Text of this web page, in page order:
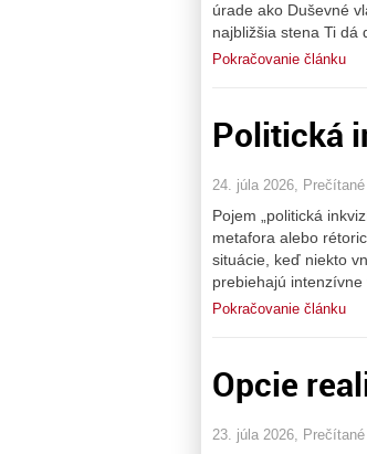
úrade ako Duševné
najbližšia stena Ti
Pokračovanie článku
Politická
24. júla 2026, Prečítané
Pojem „politická
metafora alebo
situácie, keď niekto
prebiehajú
Pokračovanie článku
Opcie
23. júla 2026, Prečítané